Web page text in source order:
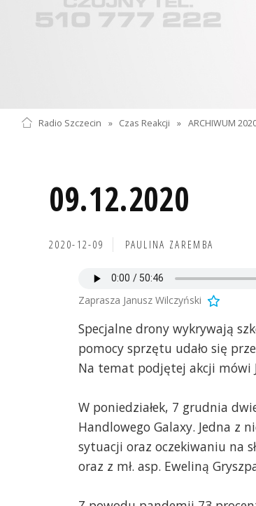
Radio Szczecin » Czas Reakcji » ARCHIWUM
09.12.2020
2020-12-09 PAULINA ZAREMBA
Zaprasza Janusz Wilczyński
Specjalne drony wykrywają
pomocy sprzętu udało się
Na temat podjętej akcji mówi
W poniedziałek, 7 grudnia
Handlowego Galaxy. Jedna z
sytuacji oraz oczekiwaniu na
oraz z mł. asp. Eweliną